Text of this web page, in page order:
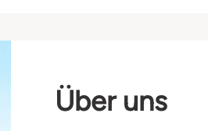
Über uns